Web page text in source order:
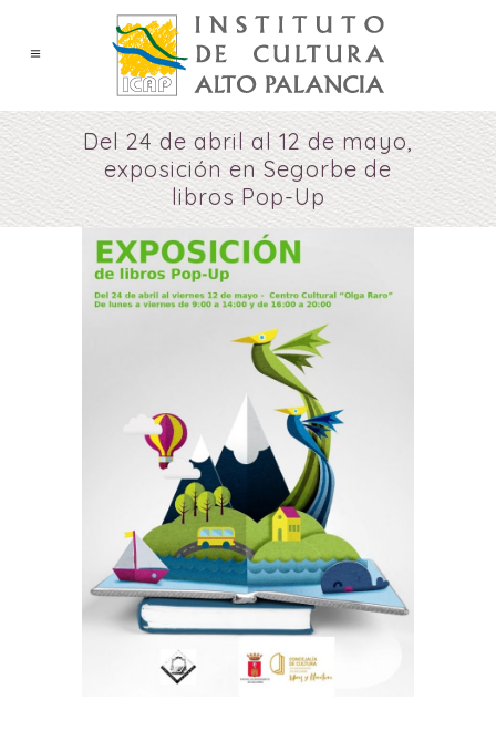
Del 24 de abril al 12 de mayo,
exposición en Segorbe de
libros Pop-Up